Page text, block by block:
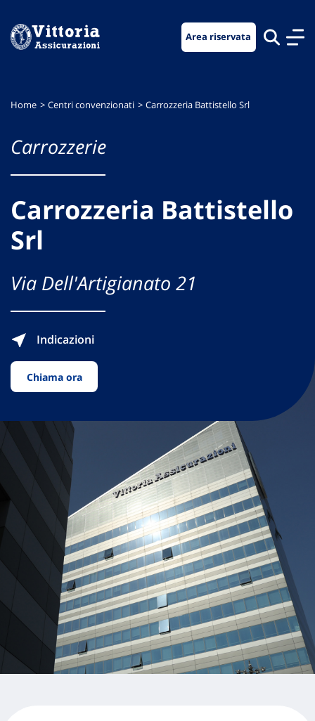
menu
contenuto
footer
Area riservata
Home Centri convenzionati Carrozzeria Battistello Srl
Carrozzerie
Carrozzeria Battistello
Srl
Via Dell'Artigianato 21
Indicazioni
Chiama ora